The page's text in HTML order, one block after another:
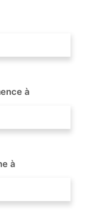
à
à